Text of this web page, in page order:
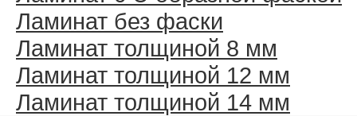
Ламинат без фаски
Ламинат толщиной 8 мм
Ламинат толщиной 12 мм
Ламинат толщиной 14 мм